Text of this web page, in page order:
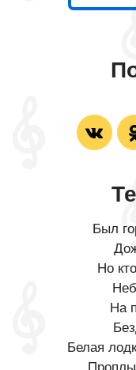
Был
Но
На
Белая